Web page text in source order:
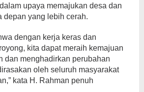
upaya memajukan desa dan
depan yang lebih cerah.
dengan kerja keras dan
kita dapat meraih kemajuan
dan menghadirkan perubahan
oleh seluruh masyarakat
kata H. Rahman penuh